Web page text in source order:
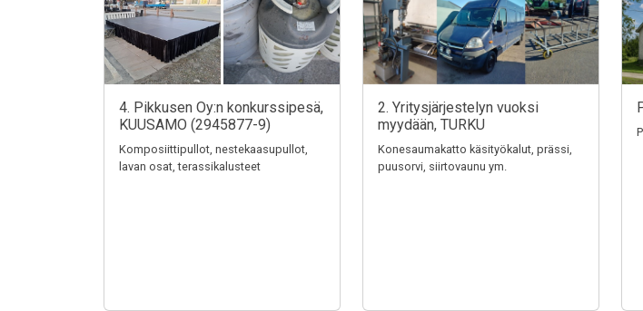
4. Pikkusen Oy:n konkurssipesä,
KUUSAMO (2945877-9)
Komposiittipullot, nestekaasupullot,
lavan osat, terassikalusteet
2. Yritysjärjestelyn vuoksi
myydään, TURKU
Konesaumakatto käsityökalut, prässi,
puusorvi, siirtovaunu ym.